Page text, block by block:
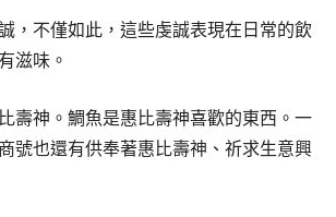
，不僅如此，這些虔誠表現在日常的飲
滋味。
壽神。鯛魚是惠比壽神喜歡的東西。一
號也還有供奉著惠比壽神、祈求生意興